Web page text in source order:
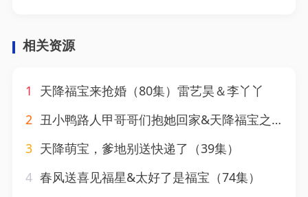
相关资源
1
天降福宝来抢婚（80集）雷艺昊＆李丫丫
2 丑小鸭路人甲哥哥们抱她回家&天降福宝之吉星高照（76集）
3 天降萌宝，爹地别送快递了（39集）
4 春风送喜见福星&太好了是福宝（74集）